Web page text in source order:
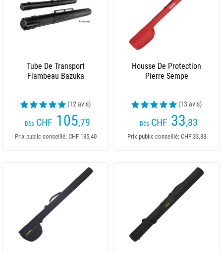
Tube De Transport
Flambeau Bazuka
(12 avis)
Dès CHF 105,79
Prix public conseillé: CHF 135,40
Housse De Protection
Pierre Sempe
(13 avis)
Dès CHF 33,83
Prix public conseillé: CHF 33,83